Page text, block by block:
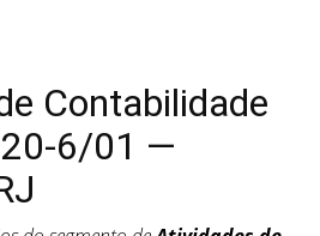
Contabilidade
6/01 —